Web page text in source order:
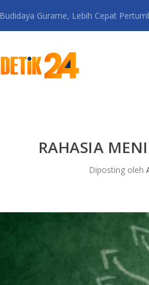
Budidaya Gurame, Lebih Cepat
RAHASIA
Diposting oleh